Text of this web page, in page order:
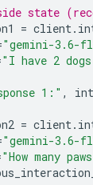
state
= client.
"gemini-3.6-
"I have 2
1:" ,
= client.
"gemini-3.6-
"How many